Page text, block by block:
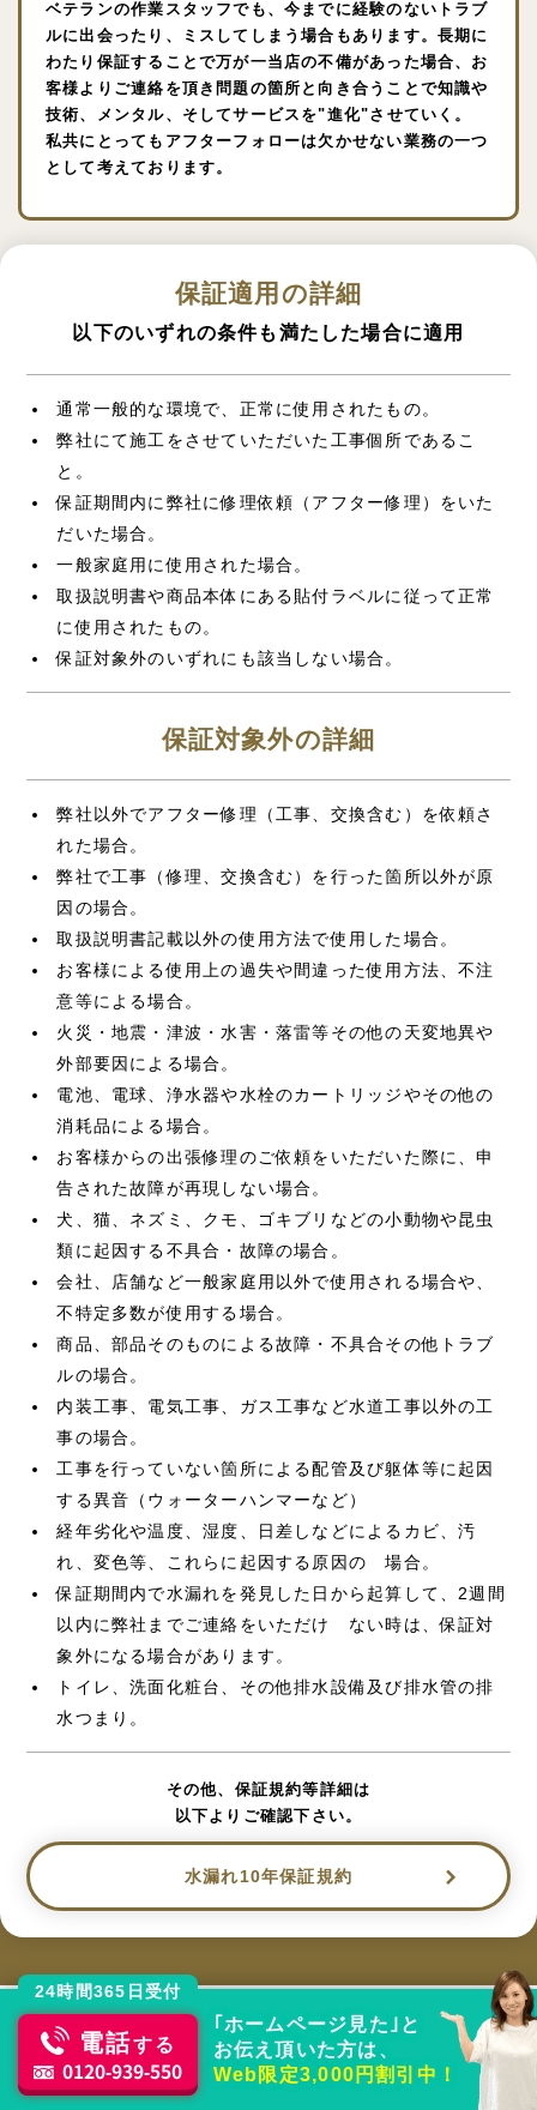
ベテランの作業スタッフでも、今までに経験のないトラブ
ルに出会ったり、ミスしてしまう場合もあります。長期に
わたり保証することで万が一当店の不備があった場合、お
客様よりご連絡を頂き問題の箇所と向き合うことで知識や
技術、メンタル、そしてサービスを"進化"させていく。
私共にとってもアフターフォローは欠かせない業務の一つ
として考えております。
保証適用の詳細
以下のいずれの条件も満たした場合に適用
通常一般的な環境で、正常に使用されたもの。
弊社にて施工をさせていただいた工事個所であるこ
と。
保証期間内に弊社に修理依頼（アフター修理）をいた
だいた場合。
一般家庭用に使用された場合。
取扱説明書や商品本体にある貼付ラベルに従って正常
に使用されたもの。
保証対象外のいずれにも該当しない場合。
保証対象外の詳細
弊社以外でアフター修理（工事、交換含む）を依頼さ
れた場合。
弊社で工事（修理、交換含む）を行った箇所以外が原
因の場合。
取扱説明書記載以外の使用方法で使用した場合。
お客様による使用上の過失や間違った使用方法、不注
意等による場合。
火災・地震・津波・水害・落雷等その他の天変地異や
外部要因による場合。
電池、電球、浄水器や水栓のカートリッジやその他の
消耗品による場合。
お客様からの出張修理のご依頼をいただいた際に、申
告された故障が再現しない場合。
犬、猫、ネズミ、クモ、ゴキブリなどの小動物や昆虫
類に起因する不具合・故障の場合。
会社、店舗など一般家庭用以外で使用される場合や、
不特定多数が使用する場合。
商品、部品そのものによる故障・不具合その他トラブ
ルの場合。
内装工事、電気工事、ガス工事など水道工事以外の工
事の場合。
工事を行っていない箇所による配管及び躯体等に起因
する異音（ウォーターハンマーなど）
経年劣化や温度、湿度、日差しなどによるカビ、汚
れ、変色等、これらに起因する原因の 場合。
保証期間内で水漏れを発見した日から起算して、2週間
以内に弊社までご連絡をいただけ ない時は、保証対
象外になる場合があります。
トイレ、洗面化粧台、その他排水設備及び排水管の排
水つまり。
その他、保証規約等詳細は
以下よりご確認下さい。
水漏れ10年保証規約
水回りトラブルはおまかせください
24時間365日受付
電話する
0120-939-550
｢ホームページ見た｣と
お伝え頂いた方は、
Web限定3,000円割引中！